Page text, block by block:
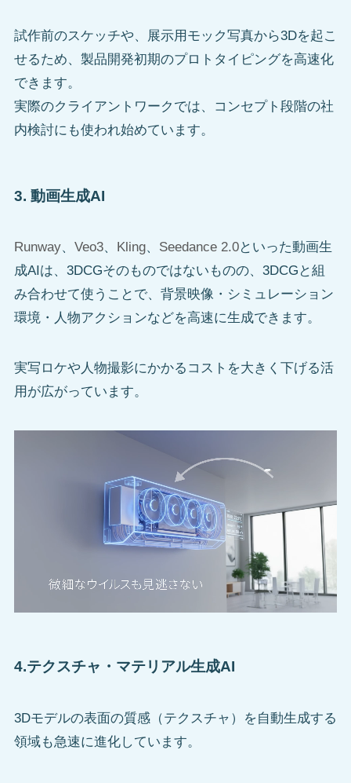
試作前のスケッチや、展示用モック写真から3Dを起こ
せるため、製品開発初期のプロトタイピングを高速化
できます。
実際のクライアントワークでは、コンセプト段階の社
内検討にも使われ始めています。
3. 動画生成AI
Runway、 Veo3、 Kling、 Seedance 2.0といった動画生
成AIは、3DCGそのものではないものの、3DCGと組
み合わせて使うことで、背景映像・シミュレーション
環境・人物アクションなどを高速に生成できます。
実写ロケや人物撮影にかかるコストを大きく下げる活
用が広がっています。
4.テクスチャ・マテリアル生成AI
3Dモデルの表面の質感（テクスチャ）を自動生成する
領域も急速に進化しています。